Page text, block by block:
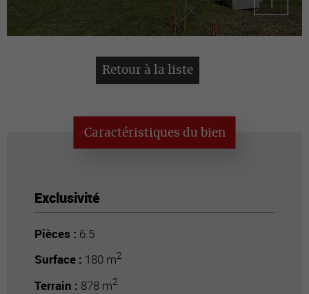
Retour à la liste
Caractéristiques du bien
Exclusivité
Pièces : 6.5
Surface : 180 m2
Terrain : 878 m2